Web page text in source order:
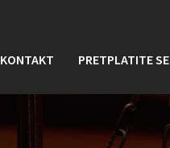
KONTAKT PRETPLATITE SE